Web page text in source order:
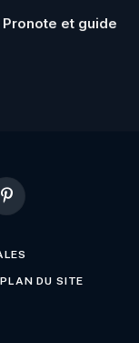
et guide
Pinterest
PLAN DU SITE